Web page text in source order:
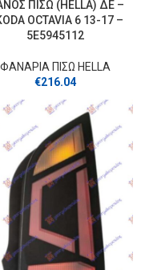
ΠΙΣΩ (HELLA) ΔΕ –
OCTAVIA 6 13-17 –
5E5945112
ΦΑΝΑΡΙΑ ΠΙΣΩ HELLA
€216.04